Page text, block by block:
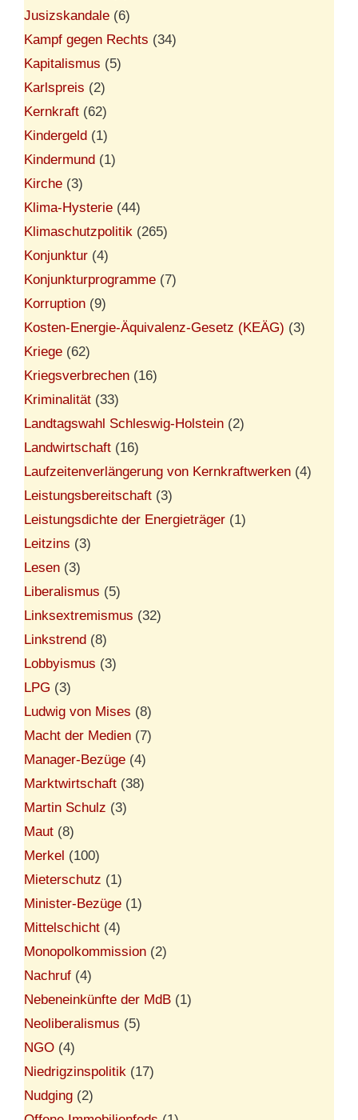
Jusizskandale (6)
Kampf gegen Rechts (34)
Kapitalismus (5)
Karlspreis (2)
Kernkraft (62)
Kindergeld (1)
Kindermund (1)
Kirche (3)
Klima-Hysterie (44)
Klimaschutzpolitik (265)
Konjunktur (4)
Konjunkturprogramme (7)
Korruption (9)
Kosten-Energie-Äquivalenz-Gesetz (KEÄG) (3)
Kriege (62)
Kriegsverbrechen (16)
Kriminalität (33)
Landtagswahl Schleswig-Holstein (2)
Landwirtschaft (16)
Laufzeitenverlängerung von Kernkraftwerken (4)
Leistungsbereitschaft (3)
Leistungsdichte der Energieträger (1)
Leitzins (3)
Lesen (3)
Liberalismus (5)
Linksextremismus (32)
Linkstrend (8)
Lobbyismus (3)
LPG (3)
Ludwig von Mises (8)
Macht der Medien (7)
Manager-Bezüge (4)
Marktwirtschaft (38)
Martin Schulz (3)
Maut (8)
Merkel (100)
Mieterschutz (1)
Minister-Bezüge (1)
Mittelschicht (4)
Monopolkommission (2)
Nachruf (4)
Nebeneinkünfte der MdB (1)
Neoliberalismus (5)
NGO (4)
Niedrigzinspolitik (17)
Nudging (2)